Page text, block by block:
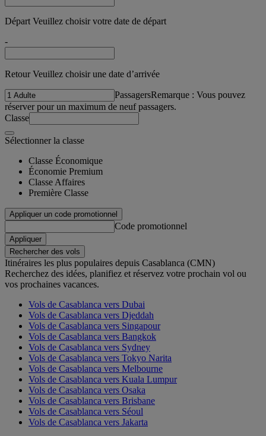
Départ Veuillez choisir votre date de départ
-
Retour Veuillez choisir une date d’arrivée
PassagersRemarque : Vous pouvez
réserver pour un maximum de neuf passagers.
Classe
Sélectionner la classe
Classe Économique
Économie Premium
Classe Affaires
Première Classe
Appliquer un code promotionnel
Code promotionnel
Appliquer
Rechercher des vols
Itinéraires les plus populaires depuis Casablanca (CMN)
Recherchez des idées, planifiez et réservez votre prochain vol ou
vos prochaines vacances.
Vols de Casablanca vers Dubai
Vols de Casablanca vers Djeddah
Vols de Casablanca vers Singapour
Vols de Casablanca vers Bangkok
Vols de Casablanca vers Sydney
Vols de Casablanca vers Tokyo Narita
Vols de Casablanca vers Melbourne
Vols de Casablanca vers Kuala Lumpur
Vols de Casablanca vers Osaka
Vols de Casablanca vers Brisbane
Vols de Casablanca vers Séoul
Vols de Casablanca vers Jakarta